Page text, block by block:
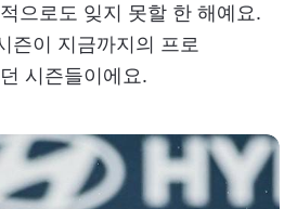
으로도 잊지 못할 한 해예요.
즌이 지금까지의 프로
시즌들이에요.